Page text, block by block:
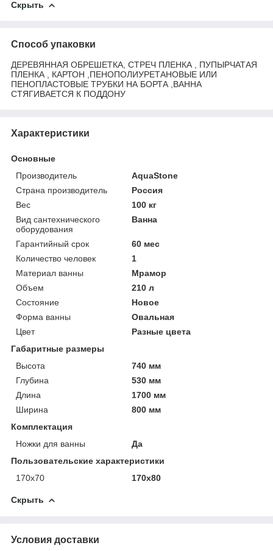
Скрыть
Способ упаковки
ДЕРЕВЯННАЯ ОБРЕШЕТКА, СТРЕЧ ПЛЕНКА , ПУПЫРЧАТАЯ
ПЛЕНКА , КАРТОН ,ПЕНОПОЛИУРЕТАНОВЫЕ ИЛИ
ПЕНОПЛАСТОВЫЕ ТРУБКИ НА БОРТА ,ВАННА
СТЯГИВАЕТСЯ К ПОДДОНУ
Характеристики
Основные
Производитель
AquaStone
Страна производитель
Россия
Вес
100 кг
Вид сантехнического
оборудования
Ванна
Гарантийный срок
60 мес
Количество человек
1
Материал ванны
Мрамор
Объем
210 л
Состояние
Новое
Форма ванны
Овальная
Цвет
Разные цвета
Габаритные размеры
Высота
740 мм
Глубина
530 мм
Длина
1700 мм
Ширина
800 мм
Комплектация
Ножки для ванны
Да
Пользовательские характеристики
170х70
170х80
Скрыть
Условия доставки